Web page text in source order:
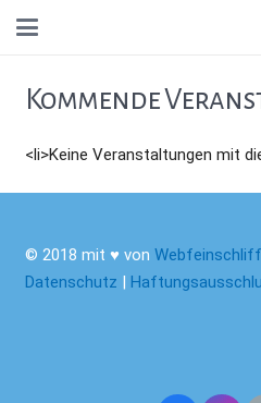
Kommende
<li>Keine Veranstaltungen mit
© 2018 mit ♥ von Webfeinschliff
Datenschutz |